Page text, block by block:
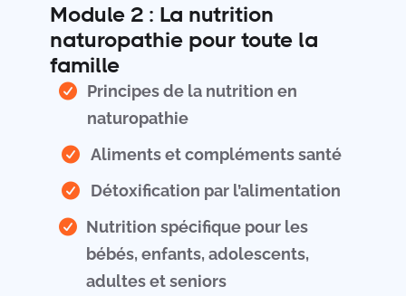
Module 2 : La nutrition
naturopathie pour toute la
famille
Principes de la nutrition en
naturopathie
Aliments et compléments santé
Détoxification par l’alimentation
Nutrition spécifique pour les
bébés, enfants, adolescents,
adultes et seniors